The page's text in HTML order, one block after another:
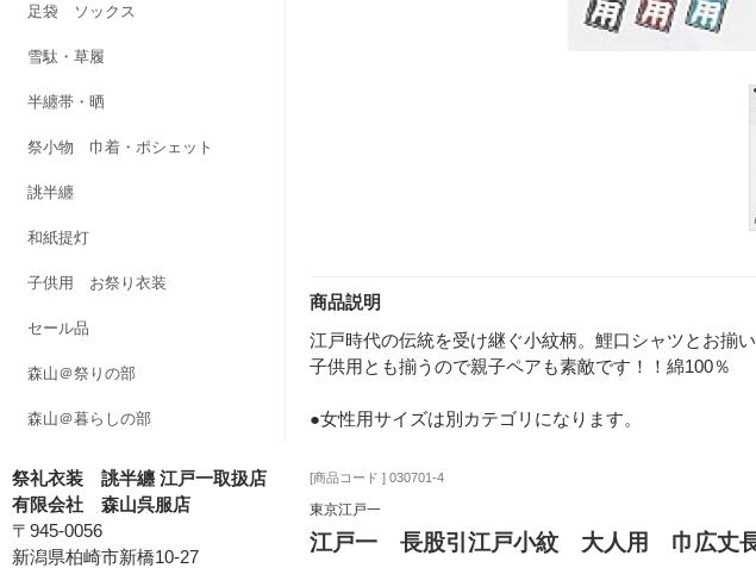
足袋 ソックス
雪駄・草履
半纏帯・晒
祭小物 巾着・ポシェット
誂半纏
和紙提灯
子供用 お祭り衣装
セール品
森山＠祭りの部
森山＠暮らしの部
祭礼衣装 誂半纏 江戸一取扱店
有限会社 森山呉服店
〒945-0056
新潟県柏崎市新橋10-27
商品説明
江戸時代の伝統を受け継ぐ小紋柄。鯉口シャツとお揃い
子供用とも揃うので親子ペアも素敵です！！綿100％
●女性用サイズは別カテゴリになります。
[商品コード ] 030701-4
東京江戸一
江戸一 長股引江戸小紋 大人用 巾広丈